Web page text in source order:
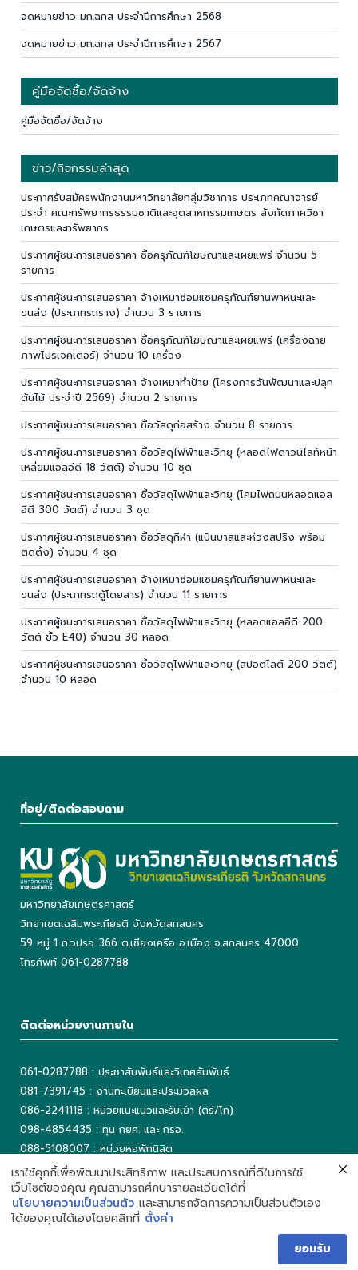
จดหมายข่าว มก.ฉกส ประจำปีการศึกษา 2568
จดหมายข่าว มก.ฉกส ประจำปีการศึกษา 2567
คู่มือจัดซื้อ/จัดจ้าง
คู่มือจัดซื้อ/จัดจ้าง
ข่าว/กิจกรรมล่าสุด
ประกาศรับสมัครพนักงานมหาวิทยาลัยกลุ่มวิชาการ ประเภทคณาจารย์
ประจำ คณะทรัพยากรธรรมชาติและอุตสาหกรรมเกษตร สังกัดภาควิชา
เกษตรและทรัพยากร
ประกาศผู้ชนะการเสนอราคา ซื้อครุภัณฑ์โฆษณาและเผยแพร่ จำนวน 5
รายการ
ประกาศผู้ชนะการเสนอราคา จ้างเหมาซ่อมแซมครุภัณฑ์ยานพาหนะและ
ขนส่ง (ประเภทรถราง) จำนวน 3 รายการ
ประกาศผู้ชนะการเสนอราคา ซื้อครุภัณฑ์โฆษณาและเผยแพร่ (เครื่องฉาย
ภาพโปรเจคเตอร์) จำนวน 10 เครื่อง
ประกาศผู้ชนะการเสนอราคา จ้างเหมาทำป้าย (โครงการวันพัฒนาและปลุก
ต้นไม้ ประจำปี 2569) จำนวน 2 รายการ
ประกาศผู้ชนะการเสนอราคา ซื้อวัสดุก่อสร้าง จำนวน 8 รายการ
ประกาศผู้ชนะการเสนอราคา ซื้อวัสดุไฟฟ้าและวิทยุ (หลอดไฟดาวน์ไลท์หน้า
เหลี่ยมแอลอีดี 18 วัตต์) จำนวน 10 ชุด
ประกาศผู้ชนะการเสนอราคา ซื้อวัสดุไฟฟ้าและวิทยุ (โคมไฟถนนหลอดแอล
อีดี 300 วัตต์) จำนวน 3 ชุด
ประกาศผู้ชนะการเสนอราคา ซื้อวัสดุกีฬา (แป้นบาสและห่วงสปริง พร้อม
ติดตั้ง) จำนวน 4 ชุด
ประกาศผู้ชนะการเสนอราคา จ้างเหมาซ่อมแซมครุภัณฑ์ยานพาหนะและ
ขนส่ง (ประเภทรถตู้โดยสาร) จำนวน 11 รายการ
ประกาศผู้ชนะการเสนอราคา ซื้อวัสดุไฟฟ้าและวิทยุ (หลอดแอลอีดี 200
วัตต์ ขั้ว E40) จำนวน 30 หลอด
ประกาศผู้ชนะการเสนอราคา ซื้อวัสดุไฟฟ้าและวิทยุ (สปอตไลต์ 200 วัตต์)
จำนวน 10 หลอด
ที่อยู่/ติดต่อสอบถาม
มหาวิทยาลัยเกษตรศาสตร์
วิทยาเขตเฉลิมพระเกียรติ จังหวัดสกลนคร
59 หมู่ 1 ถ.วปรอ 366 ต.เชียงเครือ อ.เมือง จ.สกลนคร 47000
โทรศัพท์ 061-0287788
ติดต่อหน่วยงานภายใน
061-0287788 : ประชาสัมพันธ์และวิเทศสัมพันธ์
081-7391745 : งานทะเบียนและประมวลผล
086-2241118 : หน่วยแนะแนวและรับเข้า (ตรี/โท)
098-4854435 : ทุน กยศ. และ กรอ.
088-5108007 : หน่วยหอพักนิสิต
042-725042 ต่อ 5503 : งานเทคโนโลยีสารสนเทศ
042-725093 : ห้องสมุด
เราใช้คุกกี้เพื่อพัฒนาประสิทธิภาพ และประสบการณ์ที่ดีในการใช้
เว็บไซต์ของคุณ คุณสามารถศึกษารายละเอียดได้ที่
นโยบายความเป็นส่วนตัว และสามารถจัดการความเป็นส่วนตัวเอง
ได้ของคุณได้เองโดยคลิกที่ ตั้งค่า
ยอมรับ